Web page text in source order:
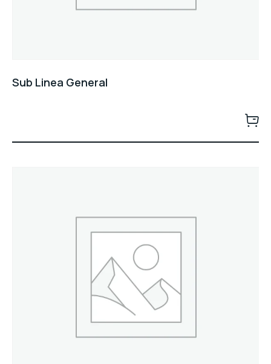
Sub Linea General